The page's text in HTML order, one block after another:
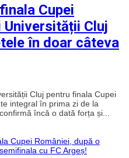
Cupei
Universității Cluj
în doar câteva
Cluj pentru finala Cupei
integral în prima zi de la
încă o dată forța și...